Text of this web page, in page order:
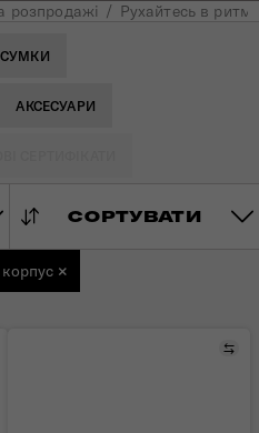
розпродажі Рухайтесь в
СУМКИ
АКСЕСУАРИ
СОРТУВАТИ
×